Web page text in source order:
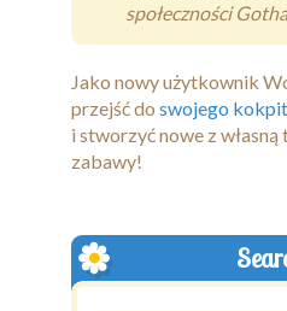
społeczności
Jako nowy użytkownik
przejść do swojego
i stworzyć nowe z
zabawy!